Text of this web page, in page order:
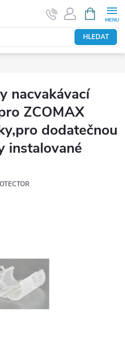
HLEDAT
NÁKUPNÍ
KOŠÍK
nacvakávací
ZCOMAX
dodatečnou
instalované